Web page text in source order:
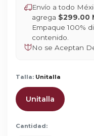
Envío a todo
agrega $299.00
Empaque 100%
contenido.
No se Aceptan
Talla: Unitalla
Unitalla
Cantidad: